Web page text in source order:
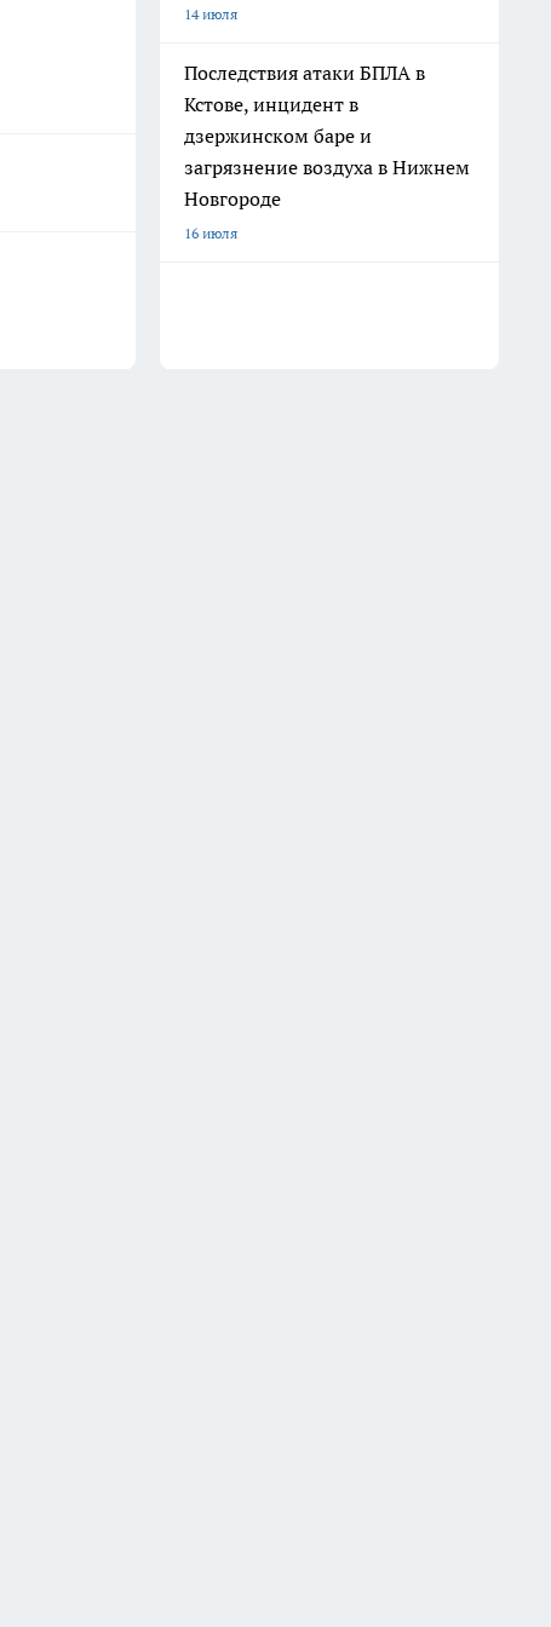
14 июля
Последствия атаки БПЛА в
Кстове, инцидент в
дзержинском баре и
загрязнение воздуха в Нижнем
Новгороде
16 июля